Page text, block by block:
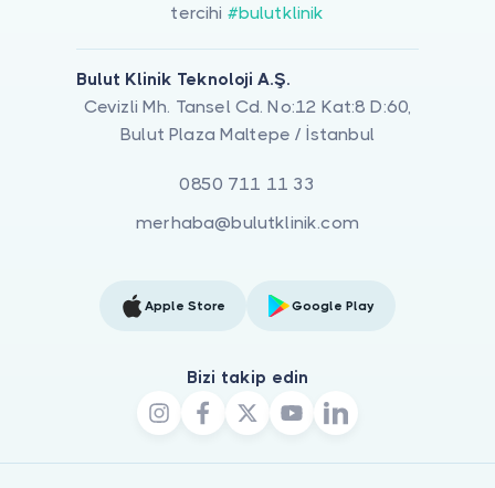
tercihi #bulutklinik
Bulut Klinik Teknoloji A.Ş.
Cevizli Mh. Tansel Cd. No:12 Kat:8 D:60,
Bulut Plaza Maltepe / İstanbul
0850 711 11 33
merhaba@bulutklinik.com
Apple Store Google Play
Bizi takip edin